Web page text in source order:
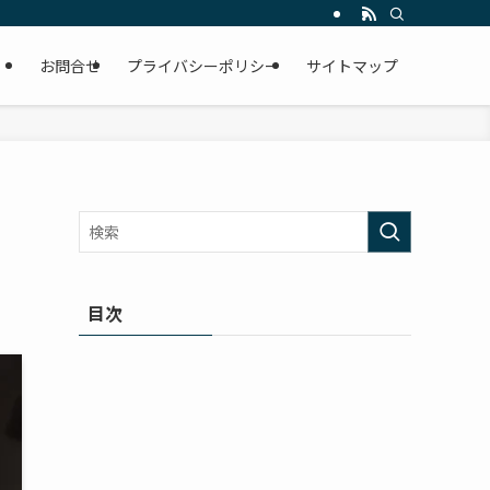
お問合せ プライバシーポリシー サイトマップ
目次